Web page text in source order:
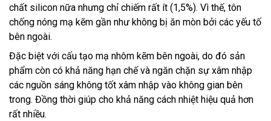
chất silicon nữa nhưng chỉ chiếm rất ít (1,5%). Vì thế, tôn
chống nóng mạ kẽm gần như không bị ăn mòn bởi các yếu tố
bên ngoài.
Đặc biệt với cấu tạo mạ nhôm kẽm bên ngoài, do đó sản
phẩm còn có khả năng hạn chế và ngăn chặn sự xâm nhập
các nguồn sáng không tốt xâm nhập vào không gian bên
trong. Đồng thời giúp cho khả năng cách nhiệt hiệu quả hơn
rất nhiều.